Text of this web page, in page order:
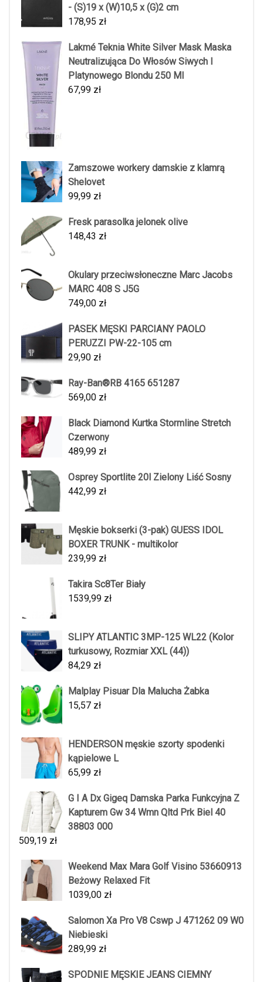
- (S)19 x (W)10,5 x (G)2 cm
178,95 zł
Lakmé Teknia White Silver Mask Maska
Neutralizująca Do Włosów Siwych I
Platynowego Blondu 250 Ml
67,99 zł
Zamszowe workery damskie z klamrą
Shelovet
99,99 zł
Fresk parasolka jelonek olive
148,43 zł
Okulary przeciwsłoneczne Marc Jacobs
MARC 408 S J5G
749,00 zł
PASEK MĘSKI PARCIANY PAOLO
PERUZZI PW-22-105 cm
29,90 zł
Ray-Ban®RB 4165 651287
569,00 zł
Black Diamond Kurtka Stormline Stretch
Czerwony
489,99 zł
Osprey Sportlite 20l Zielony Liść Sosny
442,99 zł
Męskie bokserki (3-pak) GUESS IDOL
BOXER TRUNK - multikolor
239,99 zł
Takira Sc8Ter Biały
1539,99 zł
SLIPY ATLANTIC 3MP-125 WL22 (Kolor
turkusowy, Rozmiar XXL (44))
84,29 zł
Malplay Pisuar Dla Malucha Żabka
15,57 zł
HENDERSON męskie szorty spodenki
kąpielowe L
65,99 zł
G I A Dx Gigeq Damska Parka Funkcyjna Z
Kapturem Gw 34 Wmn Qltd Prk Biel 40
38803 000
509,19 zł
Weekend Max Mara Golf Visino 53660913
Beżowy Relaxed Fit
1039,00 zł
Salomon Xa Pro V8 Cswp J 471262 09 W0
Niebieski
289,99 zł
SPODNIE MĘSKIE JEANS CIEMNY